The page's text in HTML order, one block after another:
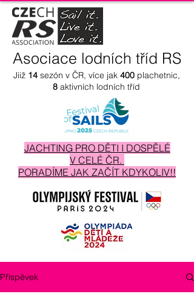
Asociace lodních tříd RS
Jiiž 14sezón v ČR, více jak 400plachetnic,
8 aktivních lodních tříd
JACHTING PRO DĚTI I DOSPĚLÉ
V CELÉ ČR.
PORADÍME JAK ZAČÍT KDYKOLIV!!
Příspěvek